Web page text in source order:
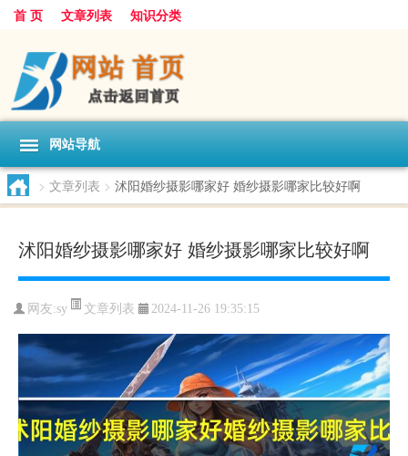
首 页 文章列表 知识分类
网站导航
> 文章列表 > 沭阳婚纱摄影哪家好 婚纱摄影哪家比较好啊
沭阳婚纱摄影哪家好 婚纱摄影哪家比较好啊
网友:sy 文章列表 2024-11-26 19:35:15